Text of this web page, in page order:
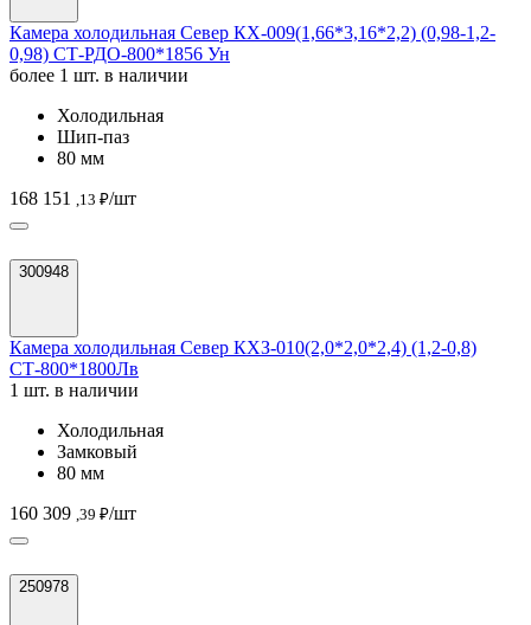
Камера холодильная Север КХ-009(1,66*3,16*2,2) (0,98-1,2-
0,98) СТ-РДО-800*1856 Ун
более 1 шт. в наличии
Холодильная
Шип-паз
80 мм
168 151
,13 ₽/шт
300948
Камера холодильная Север КХЗ-010(2,0*2,0*2,4) (1,2-0,8)
СТ-800*1800Лв
1 шт. в наличии
Холодильная
Замковый
80 мм
160 309 ,39 ₽/шт
250978